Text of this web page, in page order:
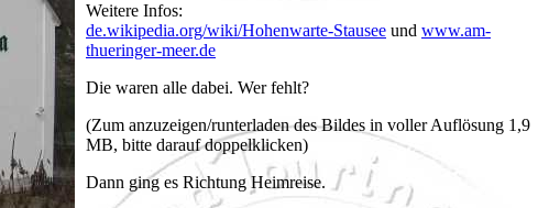
Weitere Infos:
de.wikipedia.org/wiki/Hohenwarte-Stausee und www.am-
thueringer-meer.de
Die waren alle dabei. Wer fehlt?
(Zum anzuzeigen/runterladen des Bildes in voller Auflösung 1,9
MB, bitte darauf doppelklicken)
Dann ging es Richtung Heimreise.